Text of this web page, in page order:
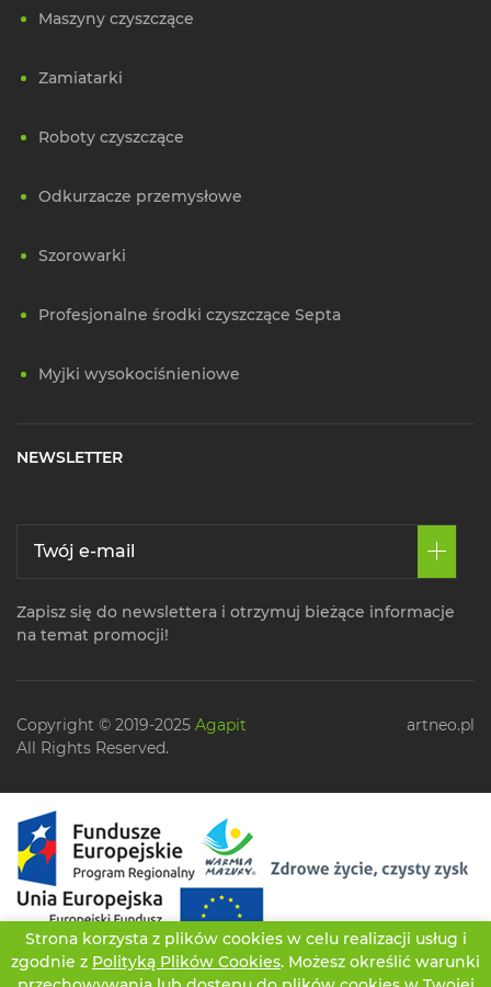
Strona korzysta z plików cookies w celu realizacji usług i
zgodnie z Polityką Plików Cookies. Możesz określić warunki
Maszyny czyszczące
Zamiatarki
Roboty czyszczące
Odkurzacze przemysłowe
Szorowarki
Profesjonalne środki czyszczące Septa
Myjki wysokociśnieniowe
NEWSLETTER
Zapisz się do newslettera i otrzymuj bieżące informacje
na temat promocji!
Copyright © 2019-2025 Agapit
All Rights Reserved.
artneo.pl